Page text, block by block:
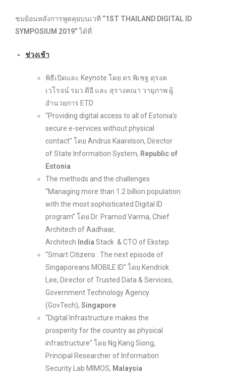
ชมย้อนหลังการพูดคุยบนเวที “1ST THAILAND DIGITAL ID
SYMPOSIUM 2019”ได้ที่
ช่วงเช้า
พิธีเปิดและ Keynote โดย ดร.พิเชฐ ดุรงค
เวโรจน์ รมว.ดีอี และ สุรางคณา วายุภาพ ผู้
อำนวยการ ETD
“Providing digital access to all of Estonia’s
secure e-services without physical
contact” โดย Andrus Kaarelson, Director
of State Information System, Republic of
Estonia
The methods and the challenges
“Managing more than 1.2 billion population
with the most sophisticated Digital ID
program” โดย Dr. Pramod Varma, Chief
Architech of Aadhaar,
Architech India Stack & CTO of Ekstep
“Smart Citizens : The next episode of
Singaporeans MOBILE ID” โดย Kendrick
Lee, Director of Trusted Data & Services,
Government Technology Agency
(GovTech), Singapore
“Digital Infrastructure makes the
prosperity for the country as physical
infrastructure” โดย Ng Kang Siong,
Principal Researcher of Information
Security Lab MIMOS, Malaysia